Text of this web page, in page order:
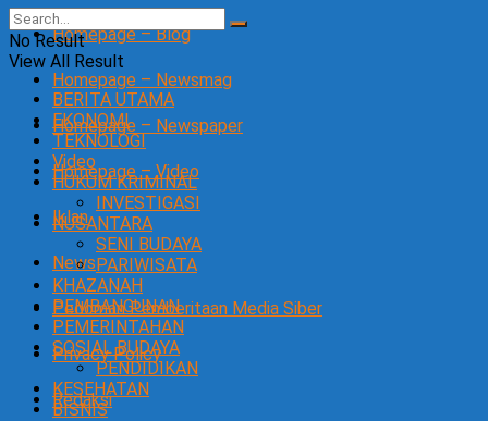
Homepage – Blog
Homepage – Newsmag
Homepage – Newspaper
Homepage – Video
Iklan
News
Pedoman Pemberitaan Media Siber
Privacy Policy
Redaksi
No Result
View All Result
BERITA UTAMA
EKONOMI
TEKNOLOGI
Video
HUKUM KRIMINAL
INVESTIGASI
NUSANTARA
SENI BUDAYA
PARIWISATA
KHAZANAH
PEMBANGUNAN
PEMERINTAHAN
SOSIAL BUDAYA
PENDIDIKAN
KESEHATAN
BISNIS